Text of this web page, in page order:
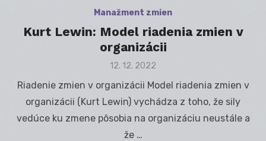
Manažment zmien
Kurt Lewin: Model riadenia zmien v
organizácii
Posted
12. 12. 2022
Riadenie zmien v organizácii Model riadenia zmien v
organizácii (Kurt Lewin) vychádza z toho, že sily
vedúce ku zmene pôsobia na organizáciu neustále a
že …